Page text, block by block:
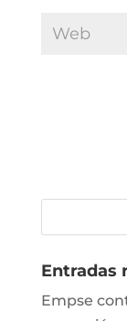
Entradas
Empse